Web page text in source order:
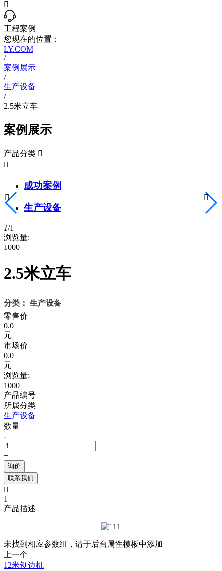

工程案例
您现在的位置：
LY.COM
/
案例展示
/
生产设备
/
2.5米立车
案例展示
产品分类 

成功案例
生产设备
1/1
浏览量:
1000
2.5米立车
分类： 生产设备
零售价
0.0
元
市场价
0.0
元
浏览量:
1000
产品编号
所属分类
生产设备
数量
-
+
询价
联系我们

1
产品描述
未找到相应参数组，请于后台属性模板中添加
上一个
12米刨边机
 